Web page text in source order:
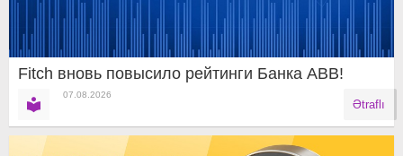
Fitch вновь повысило рейтинги Банка ABB!
07.08.2026
Ətraflı